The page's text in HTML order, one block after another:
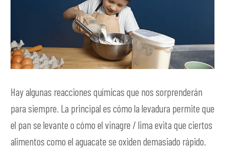
Hay algunas reacciones químicas que nos sorprenderán
para siempre. La principal es cómo la levadura permite que
el pan se levante o cómo el vinagre / lima evita que ciertos
alimentos como el aguacate se oxiden demasiado rápido.